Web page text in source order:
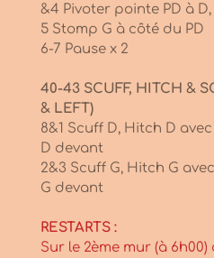
&4 Pivoter pointe PD à
5 Stomp G à côté du PD
6-7 Pause x 2
40-43 SCUFF, HITCH &
& LEFT)
8&1 Scuff D, Hitch D
D devant
2&3 Scuff G, Hitch G
G devant
RESTARTS :
Sur le 2ème mur (à